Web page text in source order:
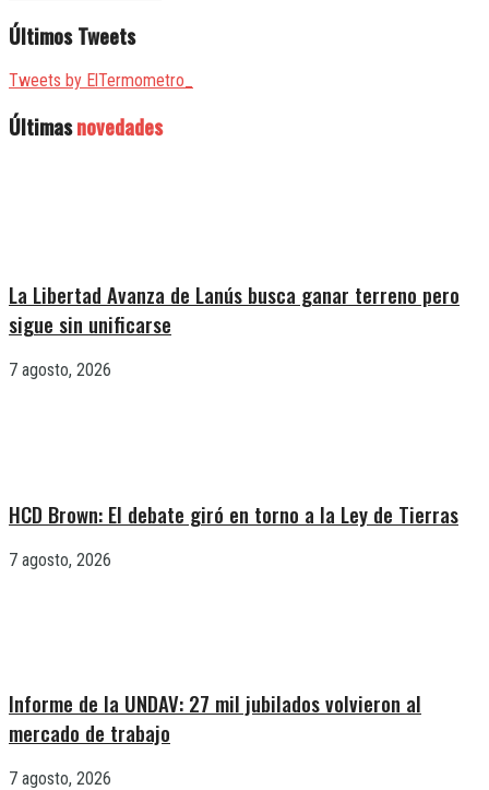
Últimos Tweets
Tweets by ElTermometro_
Últimasnovedades
La Libertad Avanza de Lanús busca ganar terreno pero
sigue sin unificarse
7 agosto, 2026
HCD Brown: El debate giró en torno a la Ley de Tierras
7 agosto, 2026
Informe de la UNDAV: 27 mil jubilados volvieron al
mercado de trabajo
7 agosto, 2026